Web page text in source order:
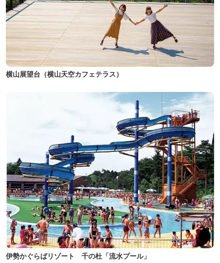
横山展望台（横山天空カフェテラス）
伊勢かぐらばリゾート 千の杜「流水プール」